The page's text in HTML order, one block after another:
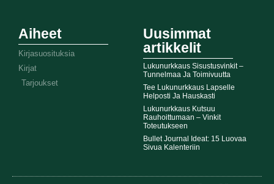
Aiheet
Kirjasuosituksia
Kirjat
Tarjoukset
Uusimmat
artikkelit
Lukunurkkaus Sisustusvinkit –
Tunnelmaa Ja Toimivuutta
Tee Lukunurkkaus Lapselle
Helposti Ja Hauskasti
Lukunurkkaus Kutsuu
Rauhoittumaan – Vinkit
Toteutukseen
Bullet Journal Ideat: 15 Luovaa
Sivua Kalenteriin